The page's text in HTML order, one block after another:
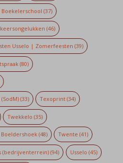
(37)
(46)
Usselo | Zomerfeesten (39)
(80)
(33) Texoprint (34)
Twekkelo (35)
(48) Twente (41)
(bedrijventerrein) (94) Usselo (45)